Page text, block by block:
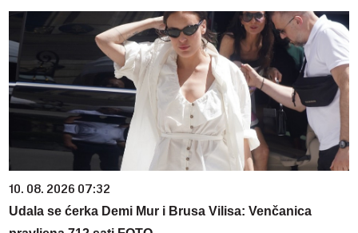
10. 08. 2026 07:32
Udala se ćerka Demi Mur i Brusa Vilisa: Venčanica